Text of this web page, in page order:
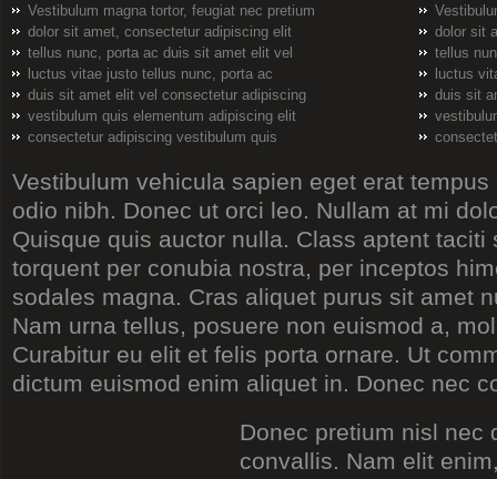
dolor sit
tellus
luctus
duis sit
Vestibulum magna tortor, feugiat nec pretium
dolor sit amet, consectetur adipiscing elit
tellus nunc, porta ac duis sit amet elit vel
luctus vitae justo tellus nunc, porta ac
duis sit amet elit vel consectetur adipiscing
vestibulum quis elementum adipiscing elit
consectetur adipiscing vestibulum quis
Vestibulum vehicula sapien eget erat
odio nibh. Donec ut orci leo. Nullam at mi
Quisque quis auctor nulla. Class aptent taciti
torquent per conubia nostra, per inceptos
sodales magna. Cras aliquet purus sit amet
Nam urna tellus, posuere non euismod a,
Curabitur eu elit et felis porta ornare. Ut
dictum euismod enim aliquet in. Donec nec
Donec pretium nisl nec
convallis. Nam elit